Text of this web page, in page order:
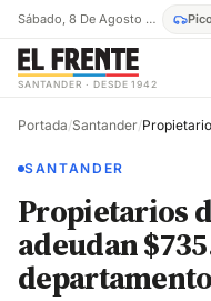
Sábado, 8 De Agosto De 2026
SANTANDER · DESDE 1942
Portada/Santander/
SANTANDER
Propietarios
adeudan